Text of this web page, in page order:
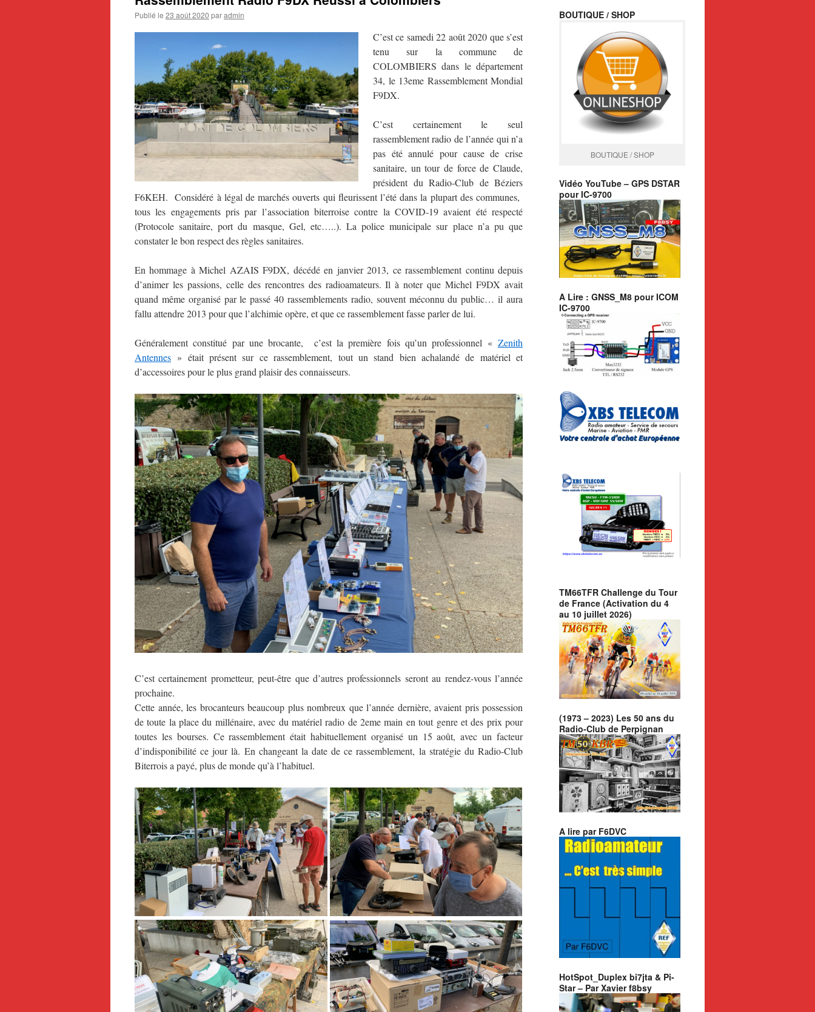
Publié le 23 août 2020 paradmin
C’est ce samedi 22 août 2020 que s’est
tenu sur la commune de
COLOMBIERS dans le département
34, le 13eme Rassemblement Mondial
F9DX.
C’est certainement le seul
rassemblement radio de l’année qui n’a
pas été annulé pour cause de crise
sanitaire, un tour de force de Claude,
président du Radio-Club de Béziers
F6KEH. Considéré à légal de marchés ouverts qui fleurissent l’été dans la plupart des communes,
tous les engagements pris par l’association biterroise contre la COVID-19 avaient été respecté
(Protocole sanitaire, port du masque, Gel, etc…..). La police municipale sur place n’a pu que
constater le bon respect des règles sanitaires.
En hommage à Michel AZAIS F9DX, décédé en janvier 2013, ce rassemblement continu depuis
d’animer les passions, celle des rencontres des radioamateurs. Il à noter que Michel F9DX avait
quand même organisé par le passé 40 rassemblements radio, souvent méconnu du public… il aura
fallu attendre 2013 pour que l’alchimie opère, et que ce rassemblement fasse parler de lui.
Généralement constitué par une brocante, c’est la première fois qu’un professionnel « Zenith
Antennes » était présent sur ce rassemblement, tout un stand bien achalandé de matériel et
d’accessoires pour le plus grand plaisir des connaisseurs.
C’est certainement prometteur, peut-être que d’autres professionnels seront au rendez-vous l’année
prochaine.
Cette année, les brocanteurs beaucoup plus nombreux que l’année dernière, avaient pris possession
de toute la place du millénaire, avec du matériel radio de 2eme main en tout genre et des prix pour
toutes les bourses. Ce rassemblement était habituellement organisé un 15 août, avec un facteur
d’indisponibilité ce jour là. En changeant la date de ce rassemblement, la stratégie du Radio-Club
Biterrois a payé, plus de monde qu’à l’habituel.
BOUTIQUE / SHOP
BOUTIQUE / SHOP
Vidéo YouTube – GPS DSTAR
pour IC-9700
A Lire : GNSS_M8 pour ICOM
IC-9700
TM66TFR Challenge du Tour
de France (Activation du 4
au 10 juillet 2026)
(1973 – 2023) Les 50 ans du
Radio-Club de Perpignan
A lire par F6DVC
HotSpot_Duplex bi7jta & Pi-
Star – Par Xavier f8bsy